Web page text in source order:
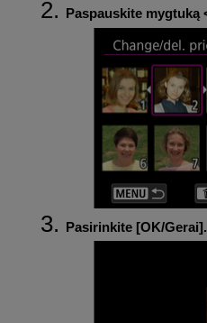
Paspauskite mygtuką
Pasirinkite [OK/Gerai].